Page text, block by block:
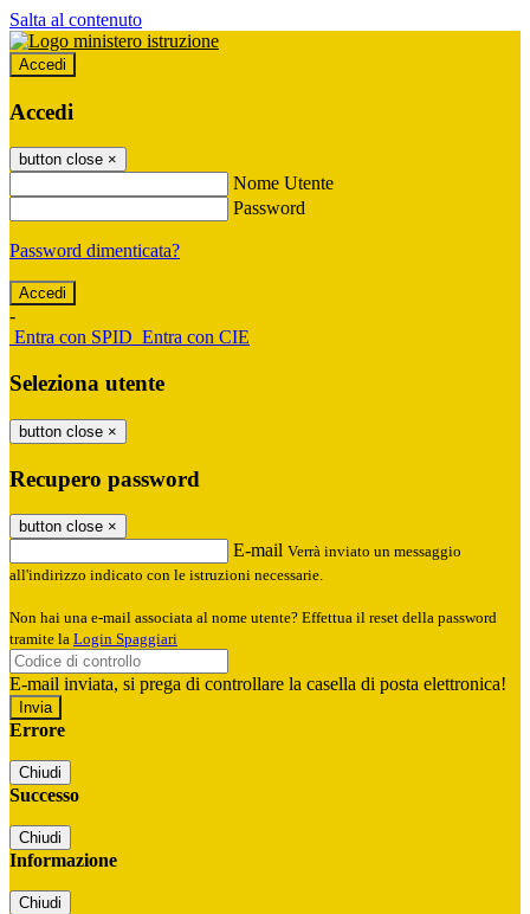
Salta al contenuto
Accedi
Accedi
button close ×
Nome Utente
Password
Password dimenticata?
-
Entra con SPID Entra con CIE
Seleziona utente
button close ×
Recupero password
button close ×
E-mail Verrà inviato un messaggio
all'indirizzo indicato con le istruzioni necessarie.
Non hai una e-mail associata al nome utente? Effettua il reset della password
tramite la Login Spaggiari
E-mail inviata, si prega di controllare la casella di posta elettronica!
Errore
Chiudi
Successo
Chiudi
Informazione
Chiudi